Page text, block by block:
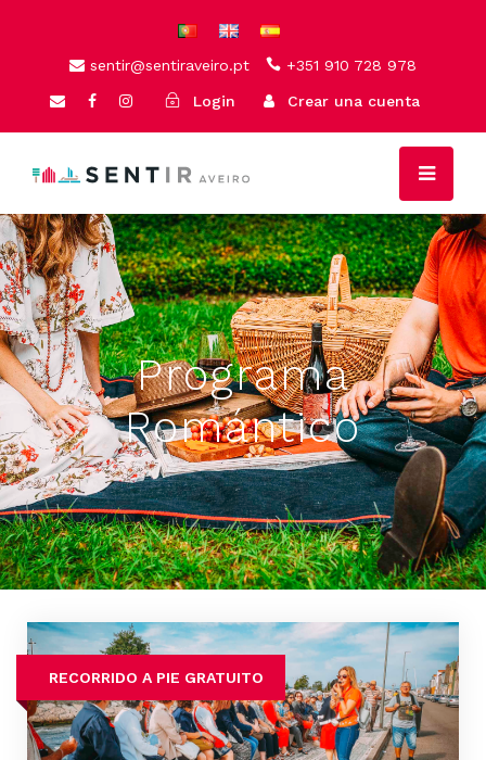
sentir@sentiraveiro.pt +351 910 728 978
Login Crear una cuenta
Programa
Romántico
RECORRIDO A PIE GRATUITO